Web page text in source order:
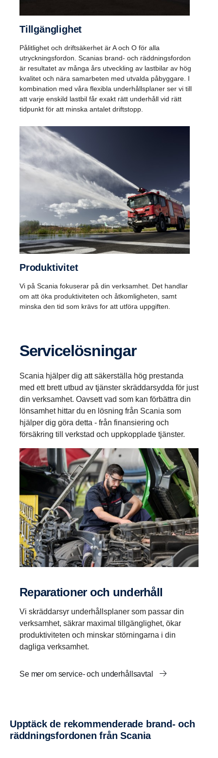
Tillgäng­lighet
Pålitlighet och driftsäkerhet är A och O för alla
utryckningsfordon. Scanias brand- och räddningsfordon
är resultatet av många års utveckling av lastbilar av hög
kvalitet och nära samarbeten med utvalda påbyggare. I
kombination med våra flexibla underhållsplaner ser vi till
att varje enskild lastbil får exakt rätt underhåll vid rätt
tidpunkt för att minska antalet driftstopp.
Produk­ti­vitet
Vi på Scania fokuserar på din verksamhet. Det handlar
om att öka produktiviteten och åtkomligheten, samt
minska den tid som krävs for att utföra uppgiften.
Service­lös­ningar
Scania hjälper dig att säkerställa hög prestanda
med ett brett utbud av tjänster skräddarsydda för just
din verksamhet. Oavsett vad som kan förbättra din
lönsamhet hittar du en lösning från Scania som
hjälper dig göra detta - från finansiering och
försäkring till verkstad och uppkopplade tjänster.
Repara­tioner och under­håll
Vi skräddarsyr underhållsplaner som passar din
verksamhet, säkrar maximal tillgänglighet, ökar
produktiviteten och minskar störningarna i din
dagliga verksamhet.
Se mer om service- och underhållsavtal
Upptäck de rekom­men­de­rade brand- och
räddnings­for­donen från Scania